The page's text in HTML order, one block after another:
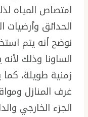
امتصاص المياه
الحدائق وأرضيات
نوضح أنه يتم
الساونا وذلك
زمنية طويلة،
غرف المنازل
الجزء الخارجي